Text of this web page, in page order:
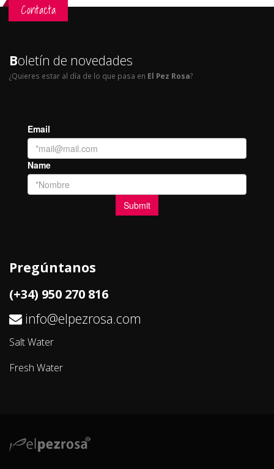
Contacta
Boletín de novedades
¿Quieres estar al día de lo que pasa en El Pez Rosa?
Pregúntanos
(+34) 950 270 816
info@elpezrosa.com
Salt Water
Fresh Water